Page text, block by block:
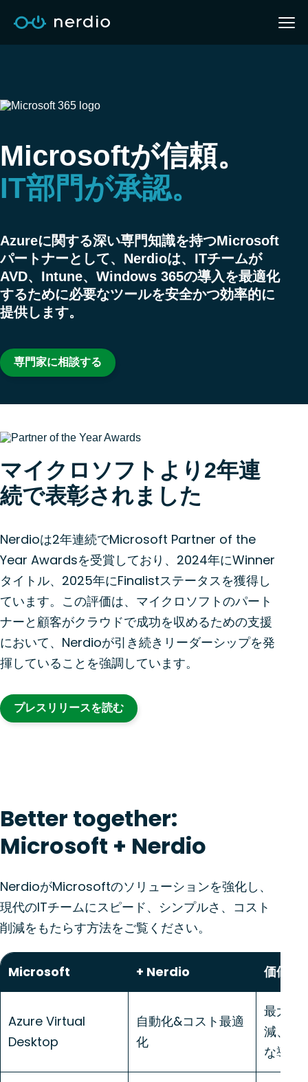
Microsoftが信頼。
IT部門が承認。
Azureに関する深い専門知識を持つMicrosoft
パートナーとして、Nerdioは、ITチームが
AVD、Intune、Windows 365の導入を最適化
するために必要なツールを安全かつ効率的に
提供します。
専門家に相談する
マイクロソフトより2年連
続で表彰されました
Nerdioは2年連続でMicrosoft Partner of the
Year Awardsを受賞しており、2024年にWinner
タイトル、2025年にFinalistステータスを獲得し
ています。この評価は、マイクロソフトのパート
ナーと顧客がクラウドで成功を収めるための支援
において、Nerdioが引き続きリーダーシップを発
揮していることを強調しています。
プレスリリースを読む
Better together:
Microsoft + Nerdio
NerdioがMicrosoftのソリューションを強化し、
現代のITチームにスピード、シンプルさ、コスト
削減をもたらす方法をご覧ください。
Microsoft + Nerdio 価値
Azure Virtual
Desktop
自動化&コスト最適
化
最大
減、10
な導入